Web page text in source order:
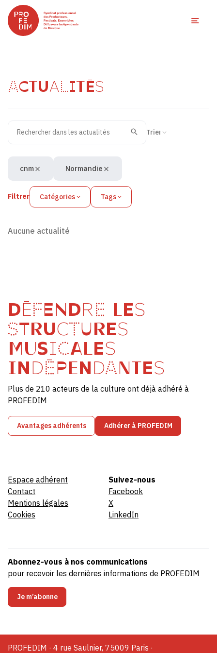
ACTUALITÉS
Recherche
Valider
Filtrer Catégories Tags
cnm Normandie
Aucune actualité
DÉFENDRE LES
STRUCTURES
MUSICALES
INDÉPENDANTES
Plus de 210 acteurs de la culture ont déjà adhéré à
PROFEDIM
Avantages adhérents Adhérer à PROFEDIM
Espace adhérent
Contact
Mentions légales
Cookies
Suivez-nous
Facebook
X
LinkedIn
Abonnez-vous à nos communications
pour recevoir les dernières informations de PROFEDIM
Je m’abonne
PROFEDIM · 4 rue Saulnier, 75009 Paris ·